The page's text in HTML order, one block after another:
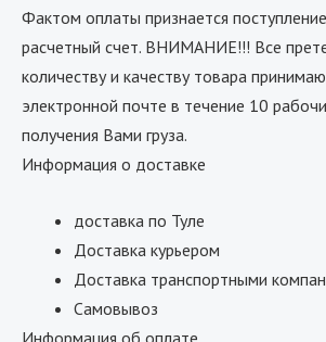
Фактом оплаты признается
расчетный счет. ВНИМАНИЕ!!! Все
количеству и качеству товара
электронной почте в течение 10
получения Вами груза.
Информация о доставке
доставка по Туле
Доставка курьером
Доставка транспортными
Самовывоз